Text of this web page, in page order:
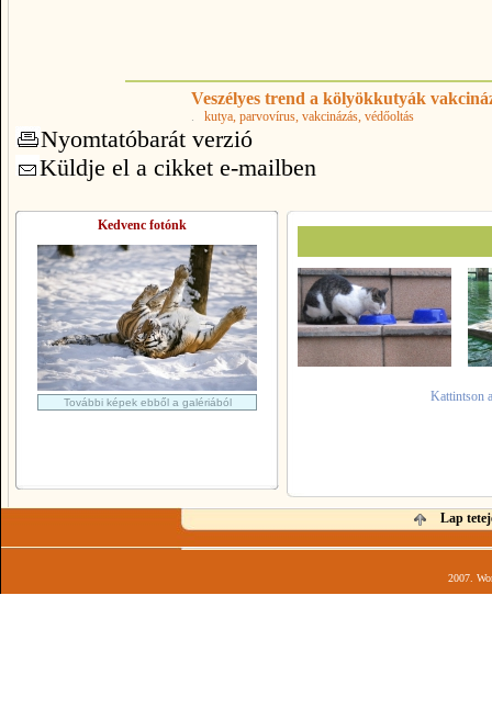
Veszélyes trend a kölyökkutyák
. kutya, parvovírus, vakcinázás, védőoltás
Nyomtatóbarát verzió
Küldje el a cikket e-mailben
Kedvenc fotónk
További képek ebből a galériából Kattintson
Lap
2007.